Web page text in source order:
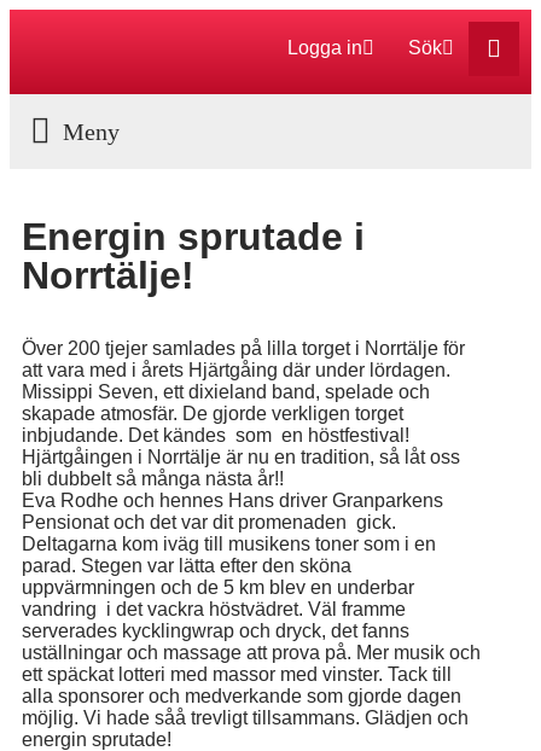
Logga in Sök
Energin sprutade i
Norrtälje!
Över 200 tjejer samlades på lilla torget i Norrtälje för
att vara med i årets Hjärtgåing där under lördagen.
Missippi Seven, ett dixieland band, spelade och
skapade atmosfär. De gjorde verkligen torget
inbjudande. Det kändes som en höstfestival!
Hjärtgåingen i Norrtälje är nu en tradition, så låt oss
bli dubbelt så många nästa år!!
Eva Rodhe och hennes Hans driver Granparkens
Pensionat och det var dit promenaden gick.
Deltagarna kom iväg till musikens toner som i en
parad. Stegen var lätta efter den sköna
uppvärmningen och de 5 km blev en underbar
vandring i det vackra höstvädret. Väl framme
serverades kycklingwrap och dryck, det fanns
uställningar och massage att prova på. Mer musik och
ett späckat lotteri med massor med vinster. Tack till
alla sponsorer och medverkande som gjorde dagen
möjlig. Vi hade såå trevligt tillsammans. Glädjen och
energin sprutade!